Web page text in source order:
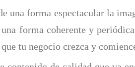
una forma espectacular la
forma coherente y
tu negocio crezca y